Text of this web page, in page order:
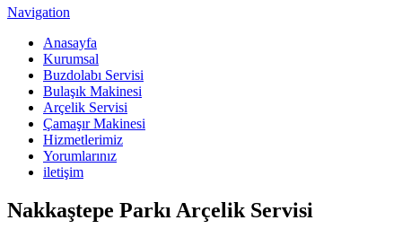
Navigation
Anasayfa
Kurumsal
Buzdolabı Servisi
Bulaşık Makinesi
Arçelik Servisi
Çamaşır Makinesi
Hizmetlerimiz
Yorumlarınız
iletişim
Nakkaştepe Parkı Arçelik Servisi